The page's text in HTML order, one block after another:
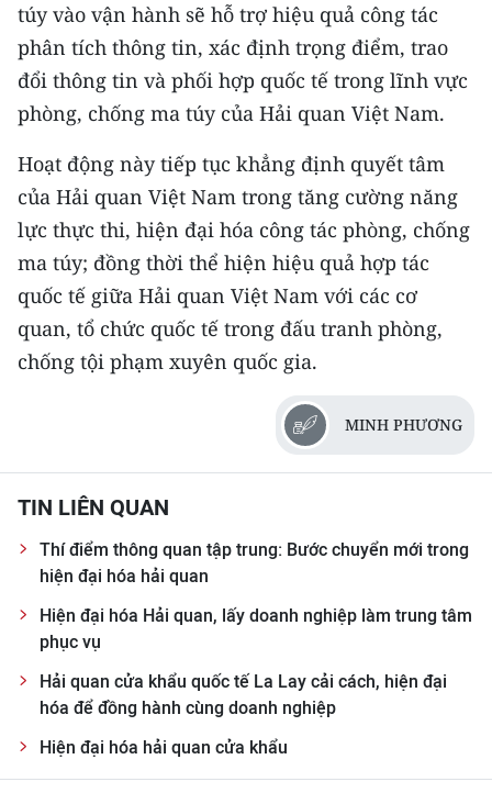
túy vào vận hành sẽ hỗ trợ hiệu quả công tác
phân tích thông tin, xác định trọng điểm, trao
đổi thông tin và phối hợp quốc tế trong lĩnh vực
phòng, chống ma túy của Hải quan Việt Nam.
Hoạt động này tiếp tục khẳng định quyết tâm
của Hải quan Việt Nam trong tăng cường năng
lực thực thi, hiện đại hóa công tác phòng, chống
ma túy; đồng thời thể hiện hiệu quả hợp tác
quốc tế giữa Hải quan Việt Nam với các cơ
quan, tổ chức quốc tế trong đấu tranh phòng,
chống tội phạm xuyên quốc gia.
MINH PHƯƠNG
TIN LIÊN QUAN
Thí điểm thông quan tập trung: Bước chuyển mới trong
hiện đại hóa hải quan
Hiện đại hóa Hải quan, lấy doanh nghiệp làm trung tâm
phục vụ
Hải quan cửa khẩu quốc tế La Lay cải cách, hiện đại
hóa để đồng hành cùng doanh nghiệp
Hiện đại hóa hải quan cửa khẩu